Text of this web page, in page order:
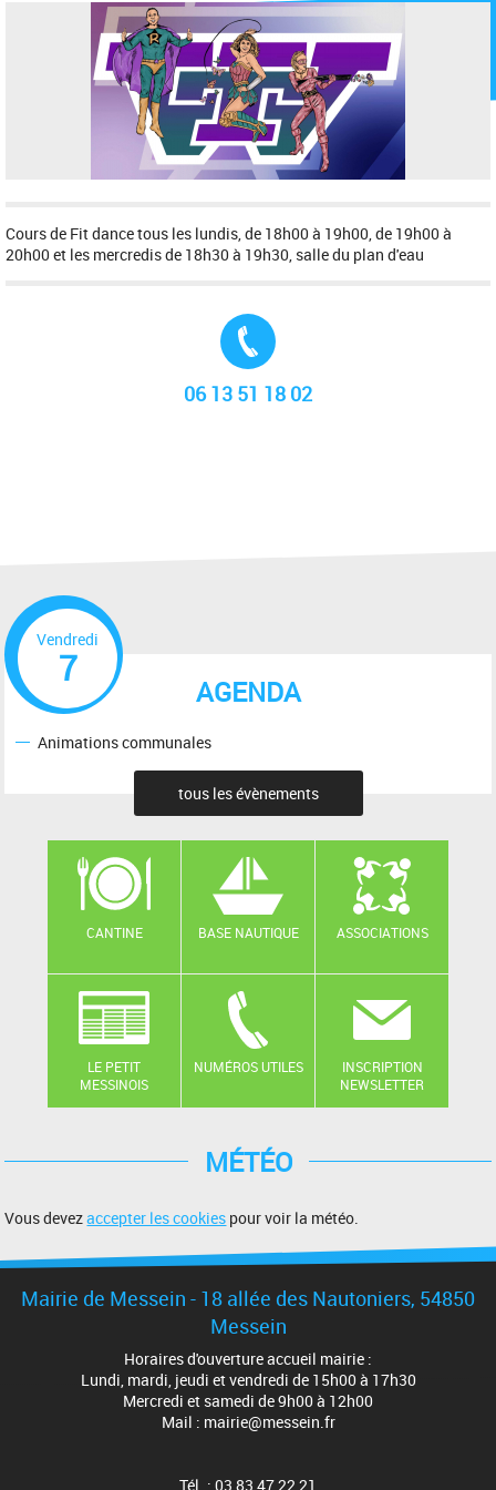
Cours de Fit dance tous les lundis, de 18h00 à 19h00, de 19h00 à
20h00 et les mercredis de 18h30 à 19h30, salle du plan d'eau
06 13 51 18 02
AGENDA
Vendredi
7
Animations communales
tous les évènements
CANTINE BASE NAUTIQUE ASSOCIATIONS
LE PETIT
MESSINOIS
NUMÉROS UTILES
INSCRIPTION
NEWSLETTER
MÉTÉO
Vous devezaccepter les cookies pour voir la météo.
Mairie de Messein - 18 allée des Nautoniers, 54850
Messein
Horaires d'ouverture accueil mairie :
Lundi, mardi, jeudi et vendredi de 15h00 à 17h30
Mercredi et samedi de 9h00 à 12h00
Mail : mairie@messein.fr
Tél. : 03 83 47 22 21